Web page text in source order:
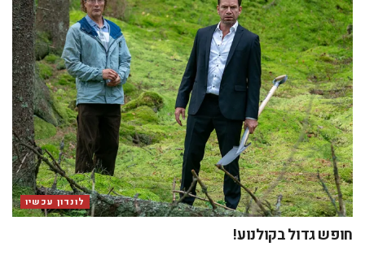
לונדון עכשיו
חופש גדול בקולנוע!